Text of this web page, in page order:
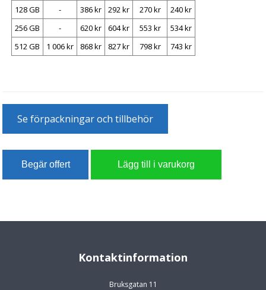
128 GB
- 386 kr 292 kr 270 kr
240 kr
256 GB
- 620 kr 604 kr 553 kr
534 kr
512 GB
1 006 kr 868 kr 827 kr 798 kr 743 kr
Se förpackningar och tillbehör
Kontaktinformation
Bruksgatan 11